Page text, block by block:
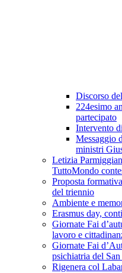
Discorso
224esimo
partecipato
Intervento
Messaggio
ministri
Letizia
TuttoMondo
Proposta
del triennio
Ambiente e
Erasmus day,
Giornate Fai
lavoro e
Giornate Fai
psichiatria del
Rigenera col